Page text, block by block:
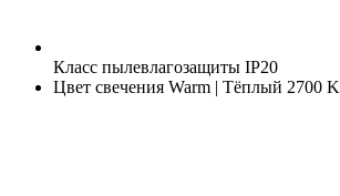
Класс пылевлагозащиты IP20
Цвет свечения Warm | Тёплый 2700 K